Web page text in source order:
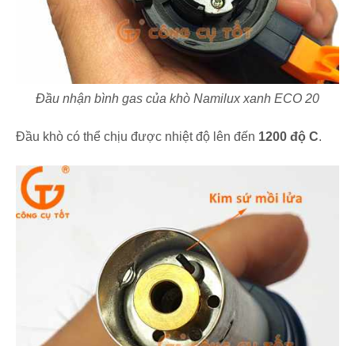
Đầu nhận bình gas của khò Namilux xanh ECO 20
Đầu khò có thể chịu được nhiệt độ lên đến 1200 độ C.